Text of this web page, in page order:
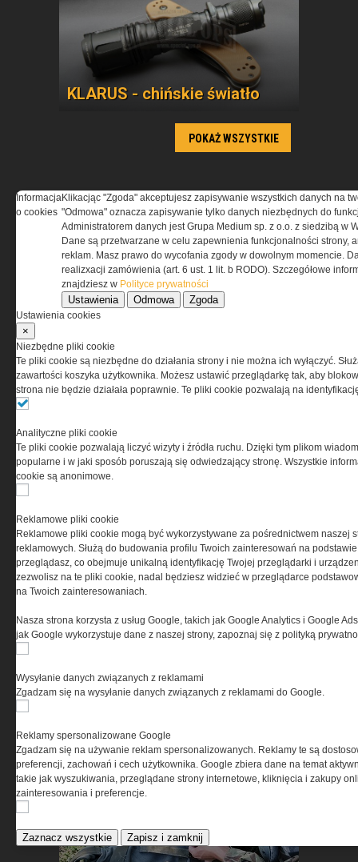
KLARUS - chińskie światło
POKAŻ WSZYSTKIE
WYBRANE DLA CIEBIE
ekstremalne trasy – sprawdź
w terenie »
działania i niezawodność
sprzętu »
Dobierz sprzęt do reszty
Informacja
o cookies
Klikacjąc "Zgoda" akceptujesz zapisywanie wszystkich danych na
"Odmowa" oznacza zapisywanie tylko danych niezbędnych do
Administratorem danych jest Grupa Medium sp. z o.o. z siedzibą w
Dane są przetwarzane w celu zapewnienia funkcjonalności strony,
reklam. Masz prawo do wycofania zgody w dowolnym momencie.
realizxacji zamówienia (art. 6 ust. 1 lit. b RODO). Szczegółowe
znajdziesz w Polityce prywatności
Ustawienia Odmowa Zgoda
Ustawienia cookies
×
Niezbędne pliki cookie
Te pliki cookie są niezbędne do działania strony i nie można ich wyłączyć.
zawartości koszyka użytkownika. Możesz ustawić przeglądarkę tak, aby
strona nie będzie działała poprawnie. Te pliki cookie pozwalają na
Analityczne pliki cookie
Te pliki cookie pozwalają liczyć wizyty i źródła ruchu. Dzięki tym plikom
popularne i w jaki sposób poruszają się odwiedzający stronę. Wszystkie
cookie są anonimowe.
Reklamowe pliki cookie
Reklamowe pliki cookie mogą być wykorzystywane za pośrednictwem naszej
reklamowych. Służą do budowania profilu Twoich zainteresowań na
przeglądasz, co obejmuje unikalną identyfikację Twojej przeglądarki i
zezwolisz na te pliki cookie, nadal będziesz widzieć w przeglądarce
na Twoich zainteresowaniach.
Nasza strona korzysta z usług Google, takich jak Google Analytics i Google
jak Google wykorzystuje dane z naszej strony, zapoznaj się z polityką
Wysyłanie danych związanych z reklamami
Zgadzam się na wysyłanie danych związanych z reklamami do Google.
Reklamy spersonalizowane Google
Zgadzam się na używanie reklam spersonalizowanych. Reklamy te są
preferencji, zachowań i cech użytkownika. Google zbiera dane na temat
takie jak wyszukiwania, przeglądane strony internetowe, kliknięcia i zakupy
zainteresowania i preferencje.
Zaznacz wszystkie Zapisz i zamknij